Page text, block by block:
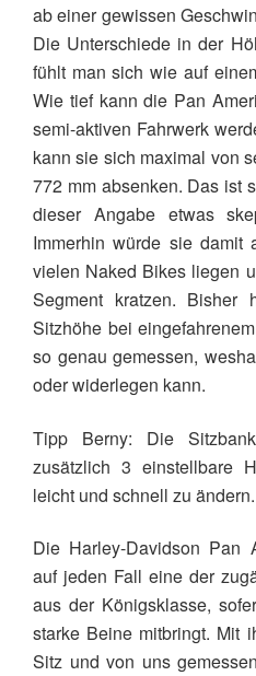
ab einer gewissen
Die Unterschiede in der
fühlt man sich wie auf
Wie tief kann die Pan
semi-aktiven Fahrwerk
kann sie sich maximal von
772 mm absenken. Das ist
dieser Angabe etwas
Immerhin würde sie damit
vielen Naked Bikes liegen
Segment kratzen.
Sitzhöhe bei
so genau gemessen,
oder widerlegen kann.
Tipp Berny: Die
zusätzlich 3 einstellbare
leicht und schnell zu ändern.
Die Harley-Davidson Pan
auf jeden Fall eine der
aus der Königsklasse,
starke Beine mitbringt. Mit
Sitz und von uns